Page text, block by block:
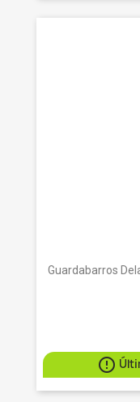
Guardabarros
